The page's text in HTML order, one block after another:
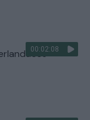
00:02:08